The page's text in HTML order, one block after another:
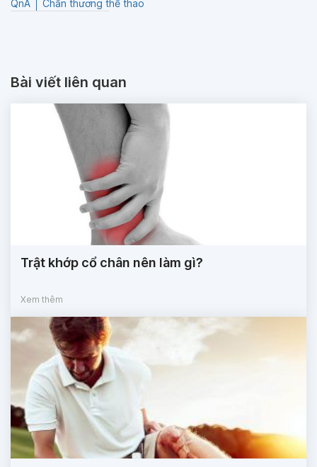
QnA
Chấn thương thể thao
Bài viết liên quan
Trật khớp cổ chân nên làm gì?
Xem thêm